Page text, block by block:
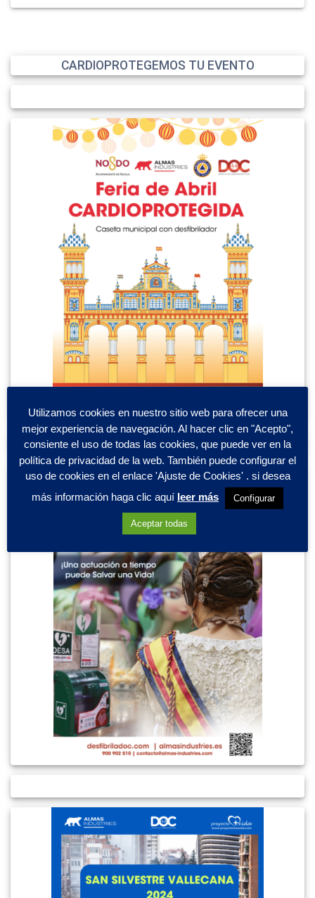
CARDIOPROTEGEMOS TU EVENTO
Utilizamos cookies en nuestro sitio web para ofrecer una
mejor experiencia de navegación. Al hacer clic en "Acepto",
consiente el uso de todas las cookies, que puede ver en la
política de privacidad de la web. También puede configurar el
uso de cookies en el enlace 'Ajuste de Cookies' . si desea
más información haga clic aquí leer más Configurar
Aceptar todas